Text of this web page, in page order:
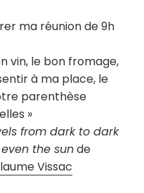
ma réunion de 9h
vin, le bon fromage,
à ma place, le
parenthèse
»
from dark to dark
the sunde
Vissac